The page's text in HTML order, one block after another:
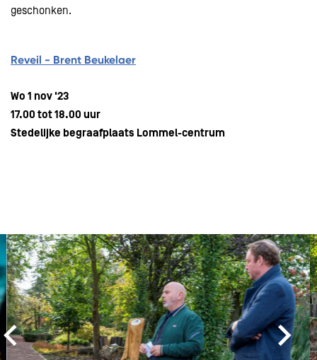
geschonken.
Reveil - Brent Beukelaer
Wo 1 nov '23
17.00 tot 18.00 uur
Stedelijke begraafplaats Lommel-centrum
Overslaan